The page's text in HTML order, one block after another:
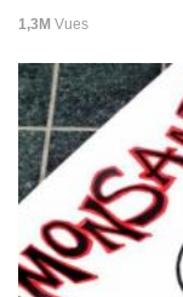
1,3M Vues